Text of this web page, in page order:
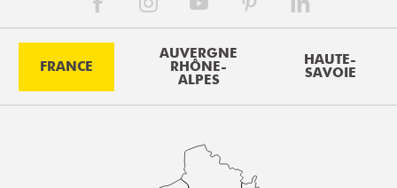
FRANCE
AUVERGNE
RHÔNE-
ALPES
HAUTE-
SAVOIE